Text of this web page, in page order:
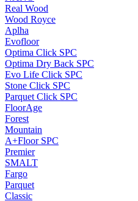
Real Wood
Wood Royce
Aplha
Evofloor
Optima Click SPC
Optima Dry Back SPC
Evo Life Click SPC
Stone Click SPC
Parquet Click SPC
FloorAge
Forest
Mountain
A+Floor SPC
Premier
SMALT
Fargo
Parquet
Classic